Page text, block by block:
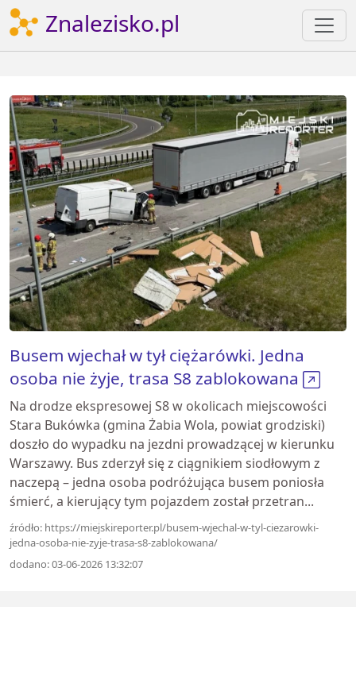
Znalezisko.pl
Busem wjechał w tył ciężarówki. Jedna
osoba nie żyje, trasa S8 zablokowana
Na drodze ekspresowej S8 w okolicach miejscowości
Stara Bukówka (gmina Żabia Wola, powiat grodziski)
doszło do wypadku na jezdni prowadzącej w kierunku
Warszawy. Bus zderzył się z ciągnikiem siodłowym z
naczepą – jedna osoba podróżująca busem poniosła
śmierć, a kierujący tym pojazdem został przetran...
źródło: https://miejskireporter.pl/busem-wjechal-w-tyl-ciezarowki-
jedna-osoba-nie-zyje-trasa-s8-zablokowana/
dodano: 03-06-2026 13:32:07